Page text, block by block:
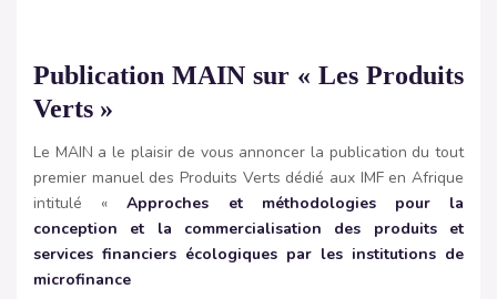
Publication MAIN sur « Les Produits
Verts »
Le MAIN a le plaisir de vous annoncer la publication du tout
premier manuel des Produits Verts dédié aux IMF en Afrique
intitulé «Approches et méthodologies pour la
conception et la commercialisation des produits et
services financiers écologiques par les institutions de
microfinance